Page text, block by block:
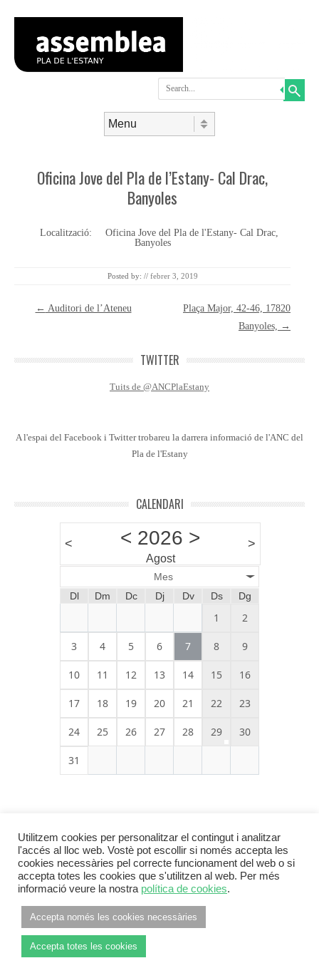
Oficina Jove del Pla de l’Estany- Cal Drac,
Banyoles
Localització:
Oficina Jove del Pla de l'Estany- Cal Drac,
Banyoles
Posted by: // febrer 3, 2019
Post navigation
← Auditori de l’Ateneu
Plaça Major, 42-46, 17820
Banyoles,
→
TWITTER
Tuits de @ANCPlaEstany
A l'espai del Facebook i Twitter trobareu la darrera informació de l'ANC del
Pla de l'Estany
CALENDARI
< < 2026 >
Agost
>
Mes
Dl
Dm Dc Dj Dv Ds Dg
1 2
3 4 5 6 7 8 9
10 11 12 13 14 15 16
17 18 19 20 21 22 23
24 25 26 27 28 29 30
31
POLÍTICA DE COOKIES
© 2026
Utilitzem cookies per personalitzar el contingut i analitzar
l'accés al lloc web. Vostè pot escollir si només accepta les
cookies necessàries pel correcte funcionament del web o si
accepta totes les cookies que s'utilitzen al web. Per més
informació veure la nostra política de cookies.
Accepta només les cookies necessàries
Accepta totes les cookies